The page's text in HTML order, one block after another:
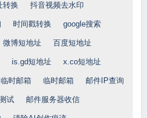
转换 抖音视频去水印
时间戳转换 google搜索
微博短地址 百度短地址
is.gd短地址 x.co短地址
临时邮箱 临时邮箱 邮件IP查询
试 邮件服务器收信